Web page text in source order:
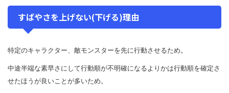
すばやさを上げない(下げる)理由
特定のキャラクター、敵モンスターを先に行動させるため。
中途半端な素早さにして行動順が不明確になるよりかは行動順を確定さ
せたほうが良いことが多いため。